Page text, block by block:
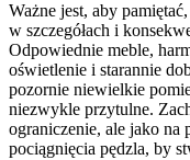
Ważne jest, aby
w szczegółach i
Odpowiednie meble,
oświetlenie i starannie
pozornie niewielkie
niezwykle przytulne.
ograniczenie, ale jako na
pociągnięcia pędzla, by